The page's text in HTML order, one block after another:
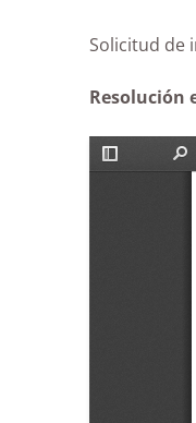
Solicitud
Resolución